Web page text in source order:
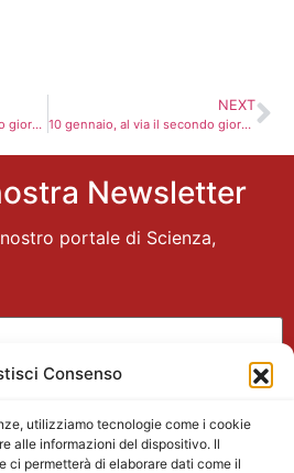
Consenso
utilizziamo tecnologie come i cookie
alle informazioni del dispositivo. Il
ci permetterà di elaborare dati come il
10 gennaio, al via il secondo giorno di sciopero. Trotta Bus: a rischio linee periferiche
NEXT
10 gennaio, al via il secondo giorno di sciopero. Trotta Bus: a rischio linee periferiche
Newsletter
portale di Scienza,